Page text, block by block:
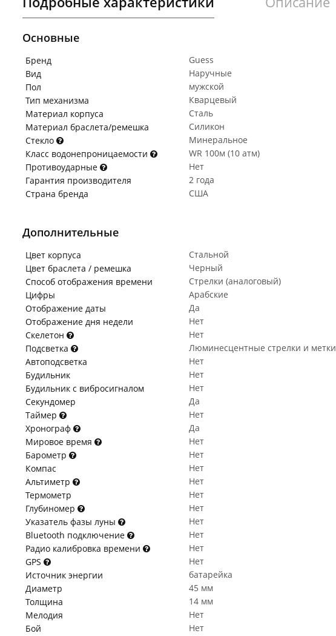
Основные
Бренд
Guess
Вид
Наручные
Пол
мужской
Тип механизма
Кварцевый
Материал корпуса
Сталь
Материал браслета/ремешка
Силикон
Стекло
Минеральное
Класс водонепроницаемости
WR 100м (10 атм)
Противоударные
Нет
Гарантия производителя
2 года
Страна бренда
США
Дополнительные
Цвет корпуса
Стальной
Цвет браслета / ремешка
Черный
Способ отображения времени
Стрелки (аналоговый)
Цифры
Арабские
Отображение даты
Да
Отображение дня недели
Нет
Скелетон
Нет
Подсветка
Люминесцентные стрелки и метки
Автоподсветка
Нет
Будильник
Нет
Будильник с вибросигналом
Нет
Секундомер
Да
Таймер
Нет
Хронограф
Да
Мировое время
Нет
Барометр
Нет
Компас
Нет
Альтиметр
Нет
Термометр
Нет
Глубиномер
Нет
Указатель фазы луны
Нет
Bluetooth подключение
Нет
Радио калибровка времени
Нет
GPS
Нет
Источник энергии
батарейка
Диаметр
45 мм
Толщина
14 мм
Мелодия
Нет
Бой
Нет